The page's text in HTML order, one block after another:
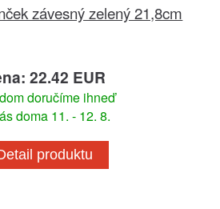
závesný zelený 21,8cm
22.42 EUR
doručíme ihneď
doma 11. - 12. 8.
produktu